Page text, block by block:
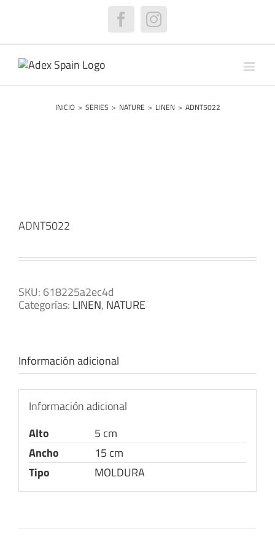
FacebookInstagram
INICIO > SERIES > NATURE > LINEN > ADNT5022
ADNT5022
SKU: 618225a2ec4d
Categorías: LINEN, NATURE
Información adicional
Información adicional
Alto
5 cm
Ancho
15 cm
Tipo
MOLDURA